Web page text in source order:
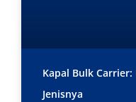
Kapal Bulk
Jenisnya